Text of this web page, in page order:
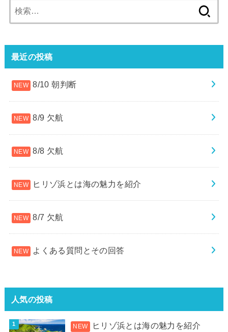
索:
最近の投稿
8/10 朝判断
8/9 欠航
8/8 欠航
ヒリゾ浜とは海の魅力を紹介
8/7 欠航
よくある質問とその回答
人気の投稿
ヒリゾ浜とは海の魅力を紹介